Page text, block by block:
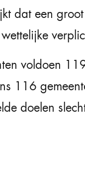
dat een
voldoen
116
doelen